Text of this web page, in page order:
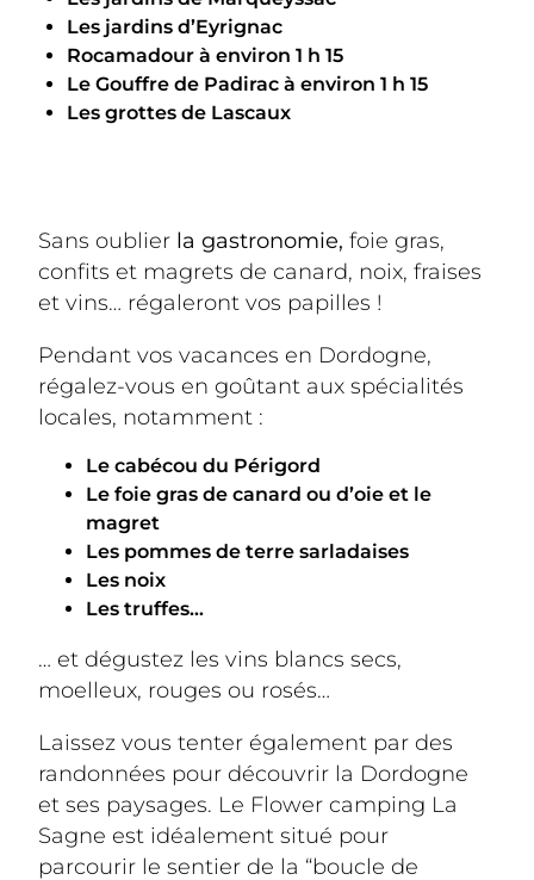
Les jardins d’Eyrignac
Rocamadour à environ 1 h 15
Le Gouffre de Padirac à environ 1 h 15
Les grottes de Lascaux
Sans oublier la gastronomie, foie gras,
confits et magrets de canard, noix, fraises
et vins… régaleront vos papilles !
Pendant vos vacances en Dordogne,
régalez-vous en goûtant aux spécialités
locales, notamment :
Le cabécou du Périgord
Le foie gras de canard ou d’oie et le
magret
Les pommes de terre sarladaises
Les noix
Les truffes…
… et dégustez les vins blancs secs,
moelleux, rouges ou rosés…
Laissez vous tenter également par des
randonnées pour découvrir la Dordogne
et ses paysages. Le Flower camping La
Sagne est idéalement situé pour
parcourir le sentier de la “boucle de